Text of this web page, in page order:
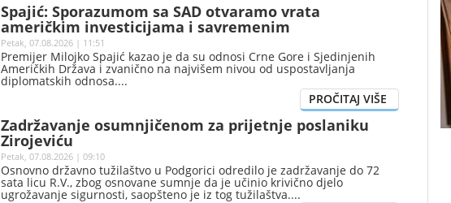
Spajić: Sporazumom sa SAD otvaramo vrata
američkim investicijama i savremenim
tehnologijama
Petak, 07.08.2026 | 11:51
Premijer Milojko Spajić kazao je da su odnosi Crne Gore i Sjedinjenih
Američkih Država i zvanično na najvišem nivou od uspostavljanja
diplomatskih odnosa.
Zadržavanje osumnjičenom za prijetnje poslaniku
Zirojeviću
Petak, 07.08.2026 | 09:10
Osnovno državno tužilaštvo u Podgorici odredilo je zadržavanje do 72
sata licu R.V., zbog osnovane sumnje da je učinio krivično djelo
ugrožavanje sigurnosti, saopšteno je iz tog tužilaštva.